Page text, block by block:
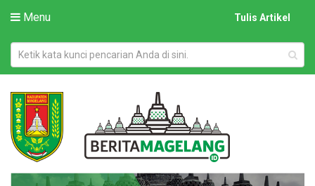
Menu Tulis Artikel